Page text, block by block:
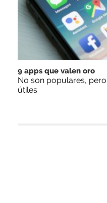
9 apps que valen oro
No son populares,
útiles